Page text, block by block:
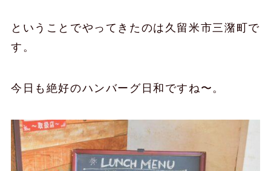
ということでやってきたのは久留米市三潴町で
す。
今日も絶好のハンバーグ日和ですね〜。